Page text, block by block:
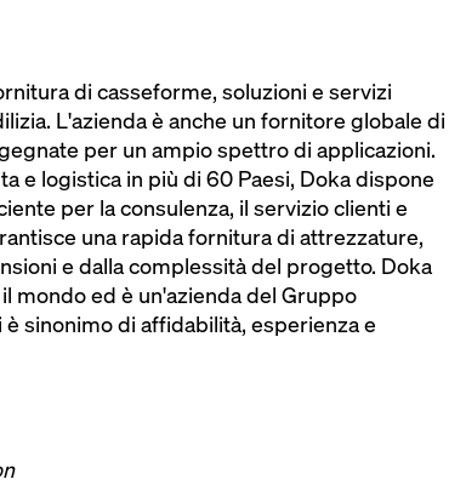
di casseforme, soluzioni e servizi
L'azienda è anche un fornitore globale di
per un ampio spettro di applicazioni.
e logistica in più di 60 Paesi, Doka dispone
per la consulenza, il servizio clienti e
una rapida fornitura di attrezzature,
e dalla complessità del progetto. Doka
mondo ed è un'azienda del Gruppo
sinonimo di affidabilità, esperienza e